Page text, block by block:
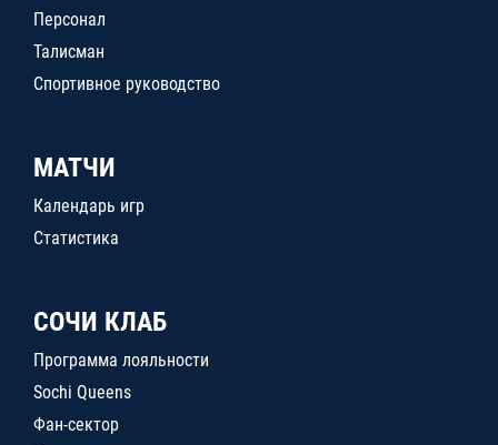
Персонал
Талисман
Спортивное руководство
МАТЧИ
Календарь игр
Статистика
СОЧИ КЛАБ
Программа лояльности
Sochi Queens
Фан-сектор